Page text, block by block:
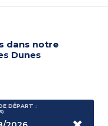
dans notre
Dunes
DÉPART :
)